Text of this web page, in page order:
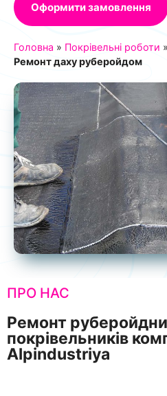
Оформити замовлення
Головна » Покрівельні роботи »
Ремонт даху руберойдом
ПРО НАС
Ремонт
покрівельників
Alpindustriya